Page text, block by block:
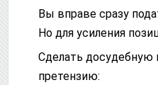
Вы вправе сразу
Но для усиления
Сделать
претензию: